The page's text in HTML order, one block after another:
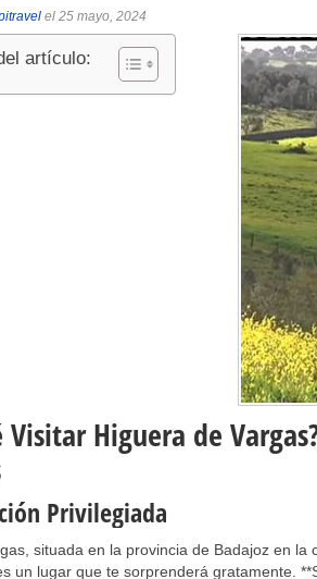
el 25 mayo, 2024
artículo:
Visitar Higuera de
Privilegiada
situada en la provincia de Badajoz en la
un lugar que te sorprenderá gratamente.